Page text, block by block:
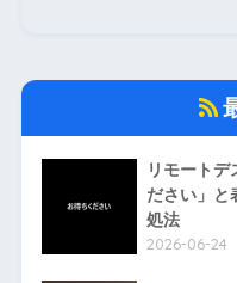
リモートデ
ださい」と
処法
2026-06-24